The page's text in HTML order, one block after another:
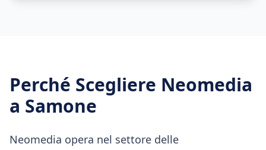
Perché Scegliere Neomedia
a Samone
Neomedia opera nel settore delle